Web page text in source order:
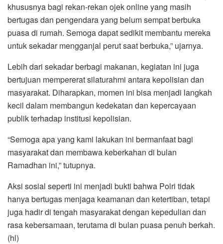
khususnya bagi rekan-rekan ojek online yang masih
bertugas dan pengendara yang belum sempat berbuka
puasa di rumah. Semoga dapat sedikit membantu mereka
untuk sekadar mengganjal perut saat berbuka,” ujarnya.
Lebih dari sekadar berbagi makanan, kegiatan ini juga
bertujuan mempererat silaturahmi antara kepolisian dan
masyarakat. Diharapkan, momen ini bisa menjadi langkah
kecil dalam membangun kedekatan dan kepercayaan
publik terhadap institusi kepolisian.
“Semoga apa yang kami lakukan ini bermanfaat bagi
masyarakat dan membawa keberkahan di bulan
Ramadhan ini,” tutupnya.
Aksi sosial seperti ini menjadi bukti bahwa Polri tidak
hanya bertugas menjaga keamanan dan ketertiban, tetapi
juga hadir di tengah masyarakat dengan kepedulian dan
rasa kebersamaan, terutama di bulan puasa penuh berkah.
(hl)